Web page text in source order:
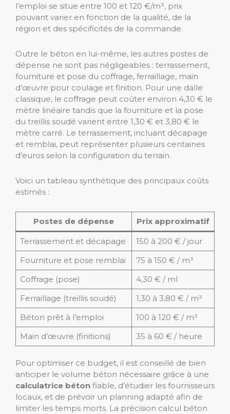
l’emploi se situe entre 100 et 120 €/m³, prix
pouvant varier en fonction de la qualité, de la
région et des spécificités de la commande.
Outre le béton en lui-même, les autres postes de
dépense ne sont pas négligeables : terrassement,
fourniture et pose du coffrage, ferraillage, main
d’œuvre pour coulage et finition. Pour une dalle
classique, le coffrage peut coûter environ 4,30 € le
mètre linéaire tandis que la fourniture et la pose
du treillis soudé varient entre 1,30 € et 3,80 € le
mètre carré. Le terrassement, incluant décapage
et remblai, peut représenter plusieurs centaines
d’euros selon la configuration du terrain.
Voici un tableau synthétique des principaux coûts
estimés :
Postes de dépense Prix approximatif
Terrassement et décapage
150 à 200 € / jour
Fourniture et pose remblai
75 à 150 € / m³
Coffrage (pose)
4,30 € / ml
Ferraillage (treillis soudé)
1,30 à 3,80 € / m²
Béton prêt à l’emploi
100 à 120 € / m³
Main d’œuvre (finitions)
35 à 60 € / heure
Pour optimiser ce budget, il est conseillé de bien
anticiper le volume béton nécessaire grâce à une
calculatrice béton fiable, d’étudier les fournisseurs
locaux, et de prévoir un planning adapté afin de
limiter les temps morts. La précision calcul béton